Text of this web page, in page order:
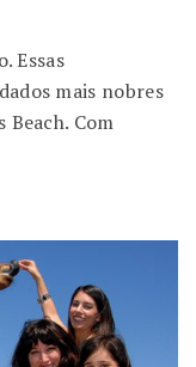
Essas
mais nobres
Com